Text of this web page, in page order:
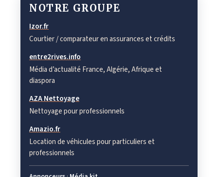
NOTRE GROUPE
Izor.fr
Courtier / comparateur en assurances et crédits
entre2rives.info
Média d’actualité France, Algérie, Afrique et
diaspora
AZA Nettoyage
Nettoyage pour professionnels
Amazio.fr
Location de véhicules pour particuliers et
professionnels